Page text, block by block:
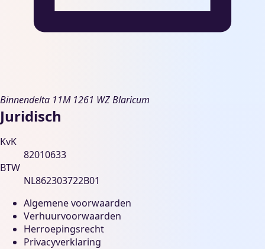
Binnendelta 11M 1261 WZ Blaricum
Juridisch
KvK
82010633
BTW
NL862303722B01
Algemene voorwaarden
Verhuurvoorwaarden
Herroepingsrecht
Privacyverklaring